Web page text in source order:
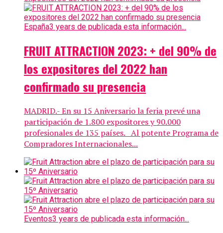
España3 years de publicada esta información...
FRUIT ATTRACTION 2023: + del 90% de
los expositores del 2022 han
confirmado su presencia
MADRID.- En su 15 Aniversario la feria prevé una
participación de 1.800 expositores y 90.000
profesionales de 135 países. Al potente Programa de
Compradores Internacionales...
Eventos3 years de publicada esta información...